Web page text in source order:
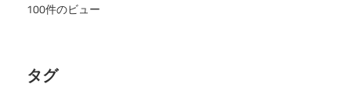
100件のビュー
タグ